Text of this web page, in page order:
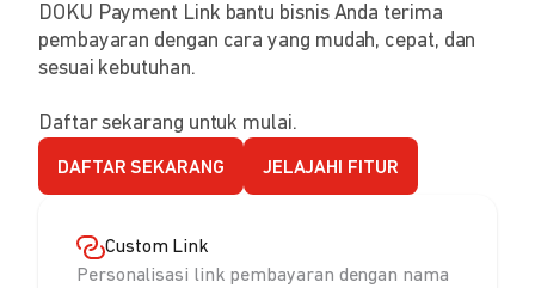
DOKU Payment Link bantu bisnis Anda terima
pembayaran dengan cara yang mudah, cepat, dan
sesuai kebutuhan.
Daftar sekarang untuk mulai.
DAFTAR SEKARANG JELAJAHI FITUR
Custom Link
Personalisasi link pembayaran dengan nama